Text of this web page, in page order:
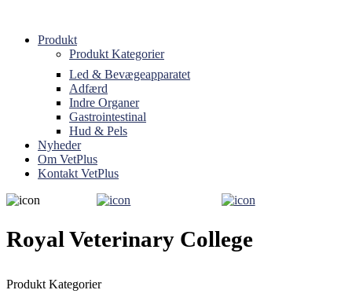
Produkt
Produkt Kategorier
Led & Bevægeapparatet
Adfærd
Indre Organer
Gastrointestinal
Hud & Pels
Nyheder
Om VetPlus
Kontakt VetPlus
Royal Veterinary College
Produkt Kategorier